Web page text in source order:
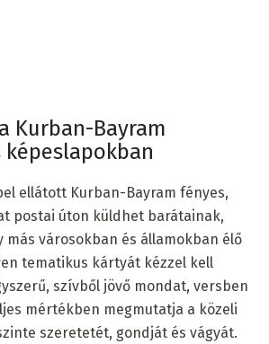
Kurban-Bayram
képeslapokban
ellátott Kurban-Bayram fényes,
postai úton küldhet barátainak,
más városokban és államokban élő
tematikus kártyát kézzel kell
szívből jövő mondat, versben
mértékben megmutatja a közeli
szeretetét, gondját és vágyát.